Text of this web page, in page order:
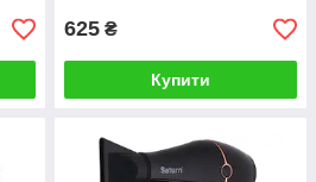
625 ₴
Купити